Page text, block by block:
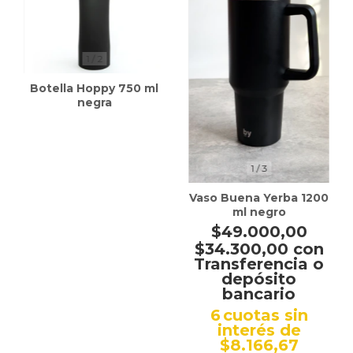
2
Botella Hoppy 750 ml
negra
1/3
Vaso Buena Yerba 1200
ml negro
$49.000,00
$34.300,00 con
Transferencia o
depósito
bancario
6cuotas sin
interés de
$8.166,67